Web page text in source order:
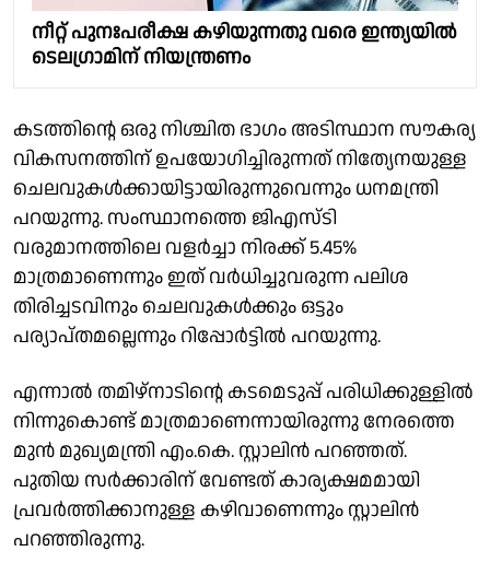
നീറ്റ് പുനഃപരീക്ഷ കഴിയുന്നതു വരെ ഇന്ത്യയിൽ
ടെലഗ്രാമിന് നിയന്ത്രണം
കടത്തിന്റെ ഒരു നിശ്ചിത ഭാഗം അടിസ്ഥാന സൗകര്യ
വികസനത്തിന് ഉപയോഗിച്ചിരുന്നത് നിത്യേനയുള്ള
ചെലവുകള്‍ക്കായിട്ടായിരുന്നുവെന്നും ധനമന്ത്രി
പറയുന്നു. സംസ്ഥാനത്തെ ജിഎസ്ടി
വരുമാനത്തിലെ വളര്‍ച്ചാ നിരക്ക് 5.45%
മാത്രമാണെന്നും ഇത് വര്‍ധിച്ചുവരുന്ന പലിശ
തിരിച്ചടവിനും ചെലവുകള്‍ക്കും ഒട്ടും
പര്യാപ്തമല്ലെന്നും റിപ്പോര്‍ട്ടില്‍ പറയുന്നു.
എന്നാല്‍ തമിഴ്‌നാടിന്റെ കടമെടുപ്പ് പരിധിക്കുള്ളില്‍
നിന്നുകൊണ്ട് മാത്രമാണെന്നായിരുന്നു നേരത്തെ
മുന്‍ മുഖ്യമന്ത്രി എം.കെ. സ്റ്റാലിന്‍ പറഞ്ഞത്.
പുതിയ സര്‍ക്കാരിന് വേണ്ടത് കാര്യക്ഷമമായി
പ്രവര്‍ത്തിക്കാനുള്ള കഴിവാണെന്നും സ്റ്റാലിന്‍
പറഞ്ഞിരുന്നു.